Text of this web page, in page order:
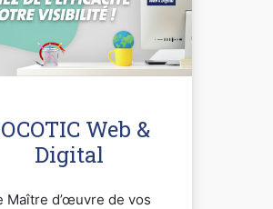
Web &
Digital
Maître d’œuvre de vos